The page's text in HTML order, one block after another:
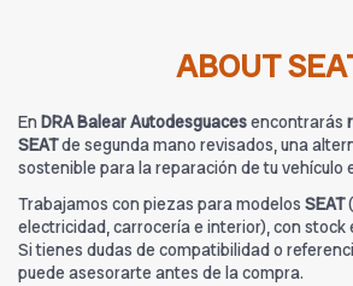
ABOUT
En DRA Balear Autodesguacesencontrarás
SEATde segunda mano revisados, una
sostenible para la reparación de tu vehículo
Trabajamos con piezas para modelos SEAT
electricidad, carrocería e interior), con
Si tienes dudas de compatibilidad o
puede asesorarte antes de la compra.